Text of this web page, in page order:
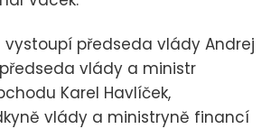
vystoupí předseda vlády Andrej
vlády a ministr
Karel Havlíček,
vlády a ministryně financí